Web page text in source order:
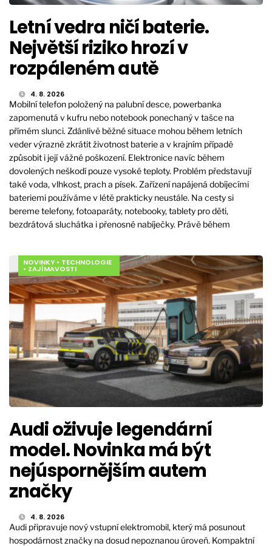
Letní vedra ničí baterie.
Největší riziko hrozí v
rozpáleném autě
4. 8. 2026
Mobilní telefon položený na palubní desce, powerbanka
zapomenutá v kufru nebo notebook ponechaný v tašce na
přímém slunci. Zdánlivě běžné situace mohou během letních
veder výrazně zkrátit životnost baterie a v krajním případě
způsobit i její vážné poškození. Elektronice navíc během
dovolených neškodí pouze vysoké teploty. Problém představují
také voda, vlhkost, prach a písek. Zařízení napájená dobíjecími
bateriemi používáme v létě prakticky neustále. Na cesty si
bereme telefony, fotoaparáty, notebooky, tablety pro děti,
bezdrátová sluchátka i přenosné nabíječky. Právě během
NOVINKY • TECHNOLOGIE
• ZAJÍMAVOSTI
Audi oživuje legendární
model. Novinka má být
nejúspornějším autem
značky
4. 8. 2026
Audi připravuje nový vstupní elektromobil, který má posunout
hospodárnost značky na dosud nepoznanou úroveň. Kompaktní